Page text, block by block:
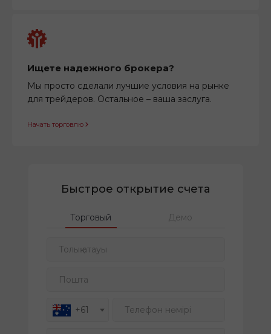
Ищете надежного брокера?
Мы просто сделали лучшие условия на рынке
для трейдеров. Остальное – ваша заслуга.
Начать торговлю
Быстрое открытие счета
Торговый Демо
Толық атауы
Пошта
+61 Телефон нөмірі